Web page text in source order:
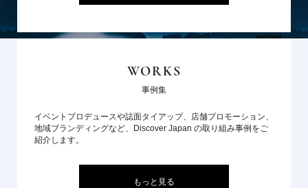
WORKS
事例集
イベントプロデュースや誌面タイアップ、店舗プロモーション、
地域ブランディングなど、Discover Japan の取り組み事例をご
紹介します。
もっと見る